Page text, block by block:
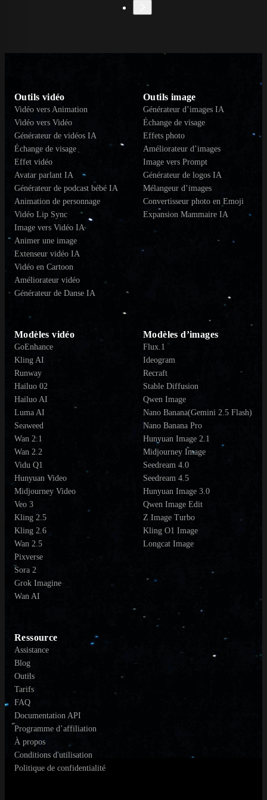
Outils vidéo
Vidéo vers Animation
Vidéo vers Vidéo
Générateur de vidéos IA
Échange de visage
Effet vidéo
Avatar parlant IA
Générateur de podcast bébé IA
Animation de personnage
Vidéo Lip Sync
Image vers Vidéo IA
Animer une image
Extenseur vidéo IA
Vidéo en Cartoon
Améliorateur vidéo
Générateur de Danse IA
Outils image
Générateur d’images IA
Échange de visage
Effets photo
Améliorateur d’images
Image vers Prompt
Générateur de logos IA
Mélangeur d’images
Convertisseur photo en Emoji
Expansion Mammaire IA
Modèles vidéo
GoEnhance
Kling AI
Runway
Hailuo 02
Hailuo AI
Luma AI
Seaweed
Wan 2.1
Wan 2.2
Vidu Q1
Hunyuan Video
Midjourney Video
Veo 3
Kling 2.5
Kling 2.6
Wan 2.5
Pixverse
Sora 2
Grok Imagine
Wan AI
Modèles d’images
Flux.1
Ideogram
Recraft
Stable Diffusion
Qwen Image
Nano Banana(Gemini 2.5 Flash)
Nano Banana Pro
Hunyuan Image 2.1
Midjourney Image
Seedream 4.0
Seedream 4.5
Hunyuan Image 3.0
Qwen Image Edit
Z Image Turbo
Kling O1 Image
Longcat Image
Ressource
Assistance
Blog
Outils
Tarifs
FAQ
Documentation API
Programme d’affiliation
À propos
Conditions d'utilisation
Politique de confidentialité